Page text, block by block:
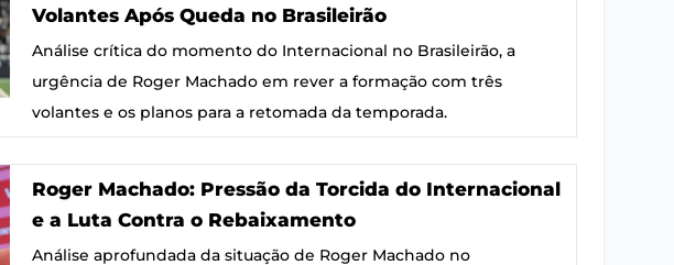
Volantes Após Queda no Brasileirão
Análise crítica do momento do Internacional no Brasileirão, a
urgência de Roger Machado em rever a formação com três
volantes e os planos para a retomada da temporada.
Roger Machado: Pressão da Torcida do Internacional
e a Luta Contra o Rebaixamento
Análise aprofundada da situação de Roger Machado no